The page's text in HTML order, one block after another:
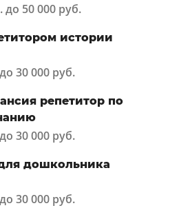
до 50 000 руб.
истории
30 000 руб.
репетитор по
30 000 руб.
дошкольника
30 000 руб.